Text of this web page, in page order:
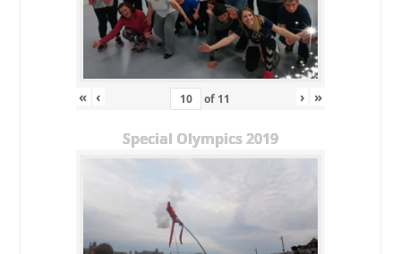
« ‹ of 11 › »
Special Olympics 2019